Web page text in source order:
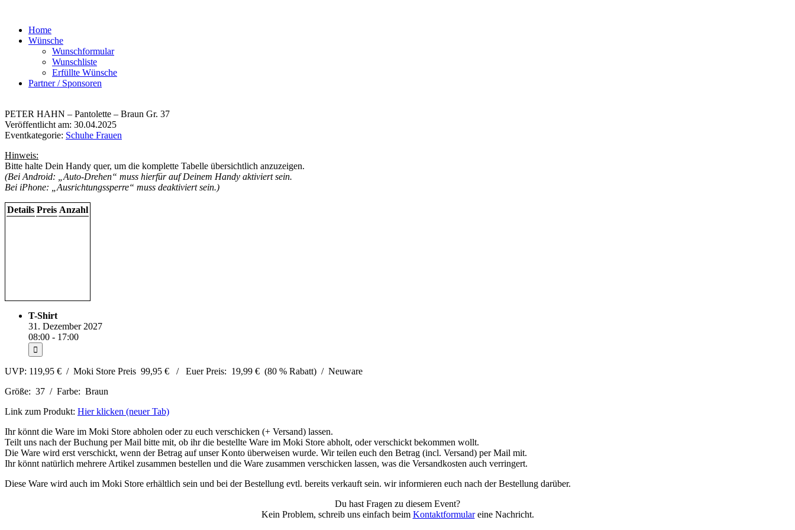
Home
Wünsche
Wunschformular
Wunschliste
Erfüllte Wünsche
Partner / Sponsoren
PETER HAHN – Pantolette – Braun Gr. 37
Veröffentlicht am: 30.04.2025
Eventkategorie: Schuhe Frauen
Hinweis:
Bitte halte Dein Handy quer, um die komplette Tabelle übersichtlich anzuzeigen.
(Bei Android: „Auto-Drehen“ muss hierfür auf Deinem Handy aktiviert sein.
Bei iPhone: „Ausrichtungssperre“ muss deaktiviert sein.)
Details Preis Anzahl
T-Shirt
31. Dezember 2027
08:00 - 17:00
UVP: 119,95 € / Moki Store Preis 99,95 € / Euer Preis: 19,99 € (80 % Rabatt) / Neuware
Größe: 37 / Farbe: Braun
Link zum Produkt: Hier klicken (neuer Tab)
Ihr könnt die Ware im Moki Store abholen oder zu euch verschicken (+ Versand) lassen.
Teilt uns nach der Buchung per Mail bitte mit, ob ihr die bestellte Ware im Moki Store abholt, oder verschickt bekommen wollt.
Die Ware wird erst verschickt, wenn der Betrag auf unser Konto überweisen wurde. Wir teilen euch den Betrag (incl. Versand) per Mail mit.
Ihr könnt natürlich mehrere Artikel zusammen bestellen und die Ware zusammen verschicken lassen, was die Versandkosten auch verringert.
Diese Ware wird auch im Moki Store erhältlich sein und bei der Bestellung evtl. bereits verkauft sein. wir informieren euch nach der Bestellung darüber.
Du hast Fragen zu diesem Event?
Kein Problem, schreib uns einfach beim Kontaktformulareine Nachricht.